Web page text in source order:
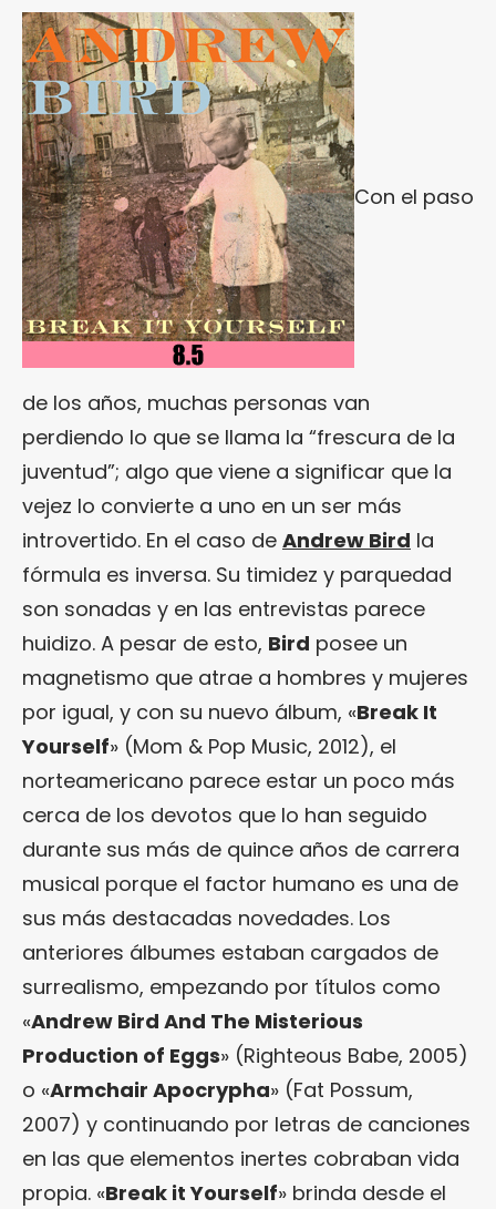
Con el paso
de los años, muchas personas van
perdiendo lo que se llama la “frescura de la
juventud”; algo que viene a significar que la
vejez lo convierte a uno en un ser más
introvertido. En el caso de Andrew Bird la
fórmula es inversa. Su timidez y parquedad
son sonadas y en las entrevistas parece
huidizo. A pesar de esto, Bird posee un
magnetismo que atrae a hombres y mujeres
por igual, y con su nuevo álbum, «Break It
Yourself» (Mom & Pop Music, 2012), el
norteamericano parece estar un poco más
cerca de los devotos que lo han seguido
durante sus más de quince años de carrera
musical porque el factor humano es una de
sus más destacadas novedades. Los
anteriores álbumes estaban cargados de
surrealismo, empezando por títulos como
«Andrew Bird And The Misterious
Production of Eggs» (Righteous Babe, 2005)
o «Armchair Apocrypha» (Fat Possum,
2007) y continuando por letras de canciones
en las que elementos inertes cobraban vida
propia. «Break it Yourself» brinda desde el